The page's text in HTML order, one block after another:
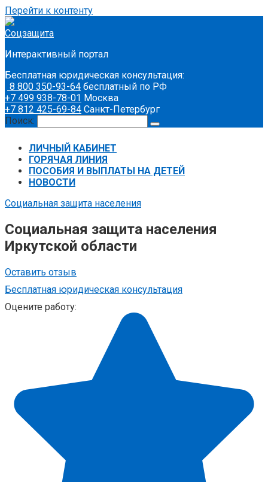
Перейти к контенту
Соцзащита
Интерактивный портал
Бесплатная юридическая консультация:
8 800 350-93-64 бесплатный по РФ
+7 499 938-78-01 Москва
+7 812 425-69-84 Санкт-Петербург
Поиск:
ЛИЧНЫЙ КАБИНЕТ
ГОРЯЧАЯ ЛИНИЯ
ПОСОБИЯ И ВЫПЛАТЫ НА ДЕТЕЙ
НОВОСТИ
Социальная защита населения
Социальная защита населения
Иркутской области
Оставить отзыв
Бесплатная юридическая консультация
Оцените работу: